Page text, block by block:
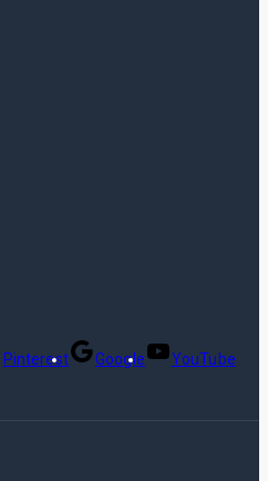
Pinterest Google YouTube